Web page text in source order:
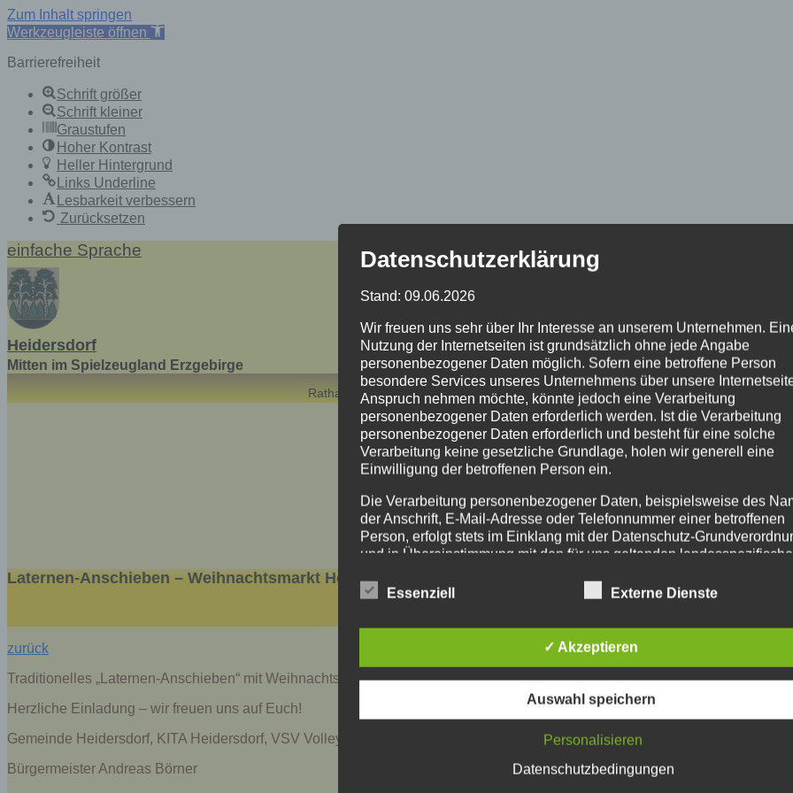
Zum Inhalt springen
Werkzeugleiste öffnen
Barrierefreiheit
Schrift größer
Schrift kleiner
Graustufen
Hoher Kontrast
Heller Hintergrund
Links Underline
Lesbarkeit verbessern
Zurücksetzen
Skip
content
einfache Sprache
Heidersdorf
Mitten im Spielzeugland Erzgebirge
Rathaus Dorfleben Tourismus Nachrichten Einstimmung
Laternen-Anschieben – Weihnachtsmarkt Heidersdorf 29. 11.2025
zurück
Traditionelles „Laternen-Anschieben“ mit Weihnachtsmarkt in Heidersdorf, siehe Plakat viaPDF-Download-link hier.
Herzliche Einladung – wir freuen uns auf Euch!
Gemeinde Heidersdorf, KITA Heidersdorf, VSV Volleyball Heidersdorf e.V., PBI Parteilose Bürgerinitiative Heidersdorf e.V.
Bürgermeister Andreas Börner
Datenschutzerklärung
Stand: 09.06.2026
Wir freuen uns sehr über Ihr Interesse an unserem Unternehmen.
Nutzung der Internetseiten ist grundsätzlich ohne jede Angabe
personenbezogener Daten möglich. Sofern eine betroffene Person
besondere Services unseres Unternehmens über unsere
Anspruch nehmen möchte, könnte jedoch eine Verarbeitung
personenbezogener Daten erforderlich werden. Ist die Verarbeitung
personenbezogener Daten erforderlich und besteht für eine solche
Verarbeitung keine gesetzliche Grundlage, holen wir generell eine
Einwilligung der betroffenen Person ein.
Die Verarbeitung personenbezogener Daten, beispielsweise des
der Anschrift, E-Mail-Adresse oder Telefonnummer einer betroffenen
Person, erfolgt stets im Einklang mit der Datenschutz-
und in Übereinstimmung mit den für uns geltenden
unser Unternehmen die Öffentlichkeit über Art, Umfang und Zweck
informieren. Ferner werden betroffene Personen mittels dieser
Datenschutzerklärung über die ihnen zustehenden Rechte aufgeklärt.
und organisatorische Maßnahmen umgesetzt, um einen möglichst
lückenlosen Schutz der über diese Internetseite verarbeiteten
Internetbasierte Datenübertragungen grundsätzlich Sicherheitslücken
aufweisen, sodass ein absoluter Schutz nicht gewährleistet werden
Aus diesem Grund steht es jeder betroffenen Person frei,
Essenziell Externe Dienste
✓ Akzeptieren
Auswahl speichern
Personalisieren
Datenschutzbedingungen